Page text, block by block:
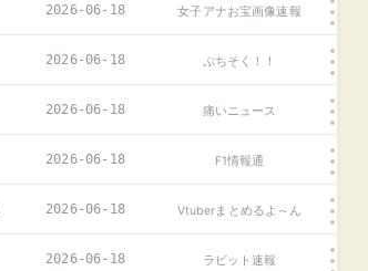
2026-06-18 女子アナお宝画像速報
2026-06-18 ぷちそく！！
2026-06-18 痛いニュース
2026-06-18 F1情報通
2026-06-18 Vtuberまとめるよ～ん
2026-06-18 ラビット速報